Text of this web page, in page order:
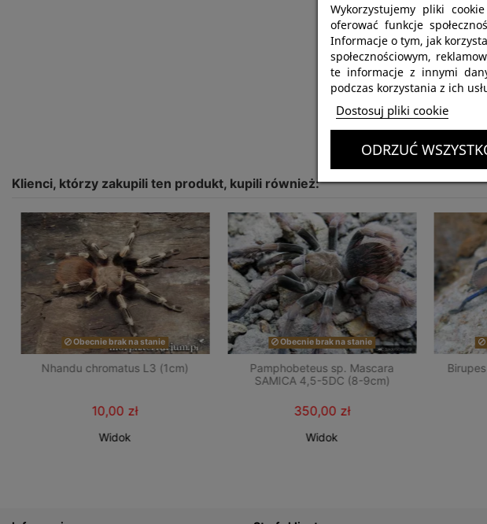
Klienci, którzy zakupili ten produkt, kupili również:
Obecnie brak na stanie
Nhandu chromatus L3 (1cm)
10,00 zł
Widok
Obecnie brak na stanie
Pamphobeteus sp. Mascara
SAMICA 4,5-5DC (8-9cm)
350,00 zł
Widok
Wykorzystujemy pliki
oferować funkcje
Informacje o tym, jak
społecznościowym,
te informacje z innymi
podczas korzystania z ich
Dostosuj pliki cookie
ODRZUĆ